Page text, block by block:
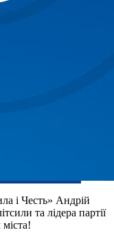
і Честь» Андрій
та лідера партії